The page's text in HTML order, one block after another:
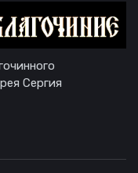
Сергия